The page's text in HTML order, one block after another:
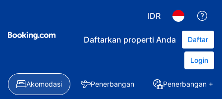
IDR
Daftarkan properti Anda Daftar
Login
Akomodasi Penerbangan Penerbangan +